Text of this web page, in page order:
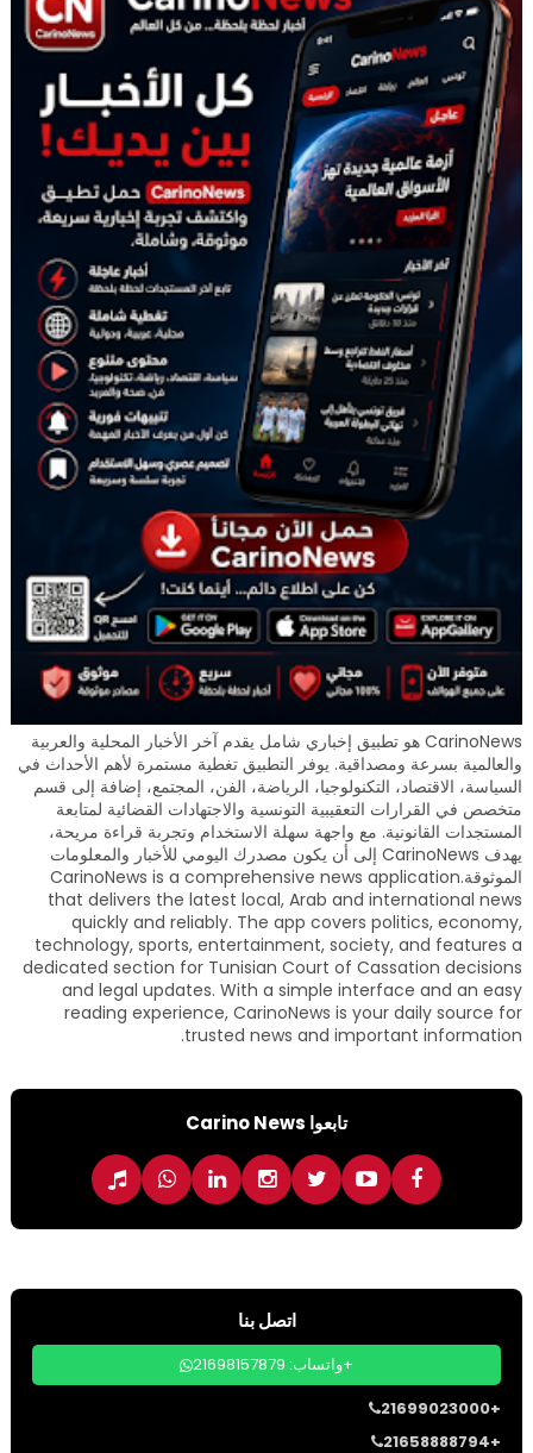
CarinoNews هو تطبيق إخباري شامل يقدم آخر الأخبار المحلية والعربية
والعالمية بسرعة ومصداقية. يوفر التطبيق تغطية مستمرة لأهم الأحداث في
السياسة، الاقتصاد، التكنولوجيا، الرياضة، الفن، المجتمع، إضافة إلى قسم
متخصص في القرارات التعقيبية التونسية والاجتهادات القضائية لمتابعة
المستجدات القانونية. مع واجهة سهلة الاستخدام وتجربة قراءة مريحة،
يهدف CarinoNews إلى أن يكون مصدرك اليومي للأخبار والمعلومات
الموثوقة.CarinoNews is a comprehensive news application
that delivers the latest local, Arab and international news
quickly and reliably. The app covers politics, economy,
technology, sports, entertainment, society, and features a
dedicated section for Tunisian Court of Cassation decisions
and legal updates. With a simple interface and an easy
reading experience, CarinoNews is your daily source for
trusted news and important information.
تابعوا Carino News
اتصل بنا
واتساب: 21698157879+
21699023000+
21658888794+